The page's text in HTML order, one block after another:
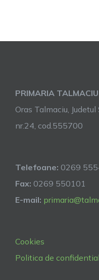
PRIMARIA TALMACIU
Oras Talmaciu,
nr.24, cod.555700
Telefoane: 0269
Fax: 0269 550101
E-mail:
Cookies
Politica de